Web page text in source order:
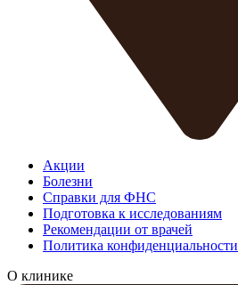
Акции
Болезни
Справки для ФНС
Подготовка к исследованиям
Рекомендации от врачей
Политика конфиденциальности
О клинике